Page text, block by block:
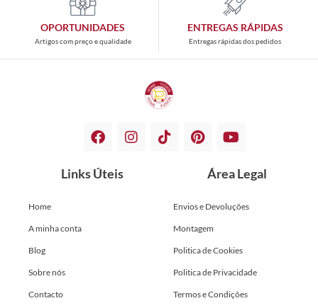
OPORTUNIDADES
Artigos com preço e qualidade
ENTREGAS RÁPIDAS
Entregas rápidas dos pedidos
Links Úteis
Home
A minha conta
Blog
Sobre nós
Contacto
Área Legal
Envios e Devoluções
Montagem
Politica de Cookies
Politica de Privacidade
Termos e Condições